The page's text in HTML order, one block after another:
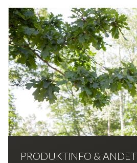
PRODUKTINFO & ANDET